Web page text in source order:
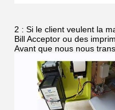
2 : Si le client veulent la
Bill Acceptor ou des
Avant que nous nous